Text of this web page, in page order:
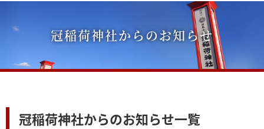
冠稲荷神社からのお知らせ
冠稲荷神社からのお知らせ一覧